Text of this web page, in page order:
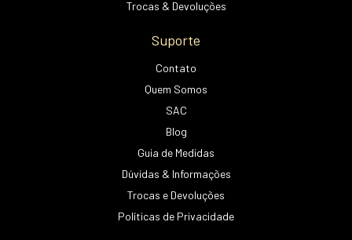
Trocas & Devoluções
Suporte
Contato
Quem Somos
SAC
Blog
Guia de Medidas
Dúvidas & Informações
Trocas e Devoluções
Políticas de Privacidade